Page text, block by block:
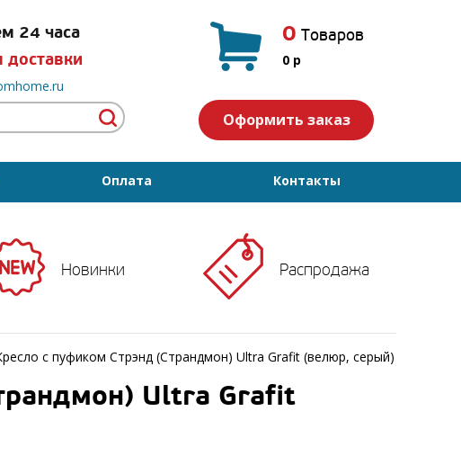
24 часа
доставки
0 Товаров
0 p
Оформить заказ
Оплата Контакты
Новинки Распродажа
с пуфиком Стрэнд (Страндмон) Ultra Grafit (велюр, серый)
Ultra Grafit